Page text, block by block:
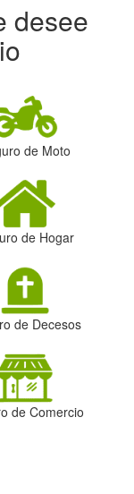
desee
de Moto
de Hogar
de Decesos
de Comercio